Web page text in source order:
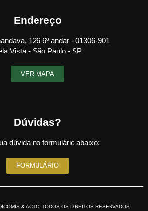
Endereço
126 6º andar - 01306-901
Vista - São Paulo - SP
VER MAPA
Dúvidas?
dúvida no formulário abaixo:
FORMULÁRIO
& ACTC. TODOS OS DIREITOS RESERVADOS